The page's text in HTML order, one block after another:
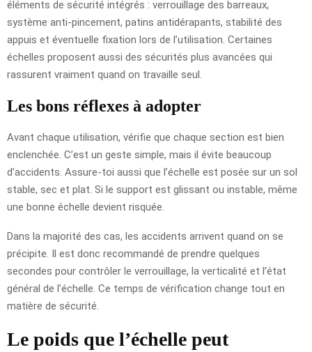
éléments de sécurité intégrés : verrouillage des barreaux,
système anti-pincement, patins antidérapants, stabilité des
appuis et éventuelle fixation lors de l’utilisation. Certaines
échelles proposent aussi des sécurités plus avancées qui
rassurent vraiment quand on travaille seul.
Les bons réflexes à adopter
Avant chaque utilisation, vérifie que chaque section est bien
enclenchée. C’est un geste simple, mais il évite beaucoup
d’accidents. Assure-toi aussi que l’échelle est posée sur un sol
stable, sec et plat. Si le support est glissant ou instable, même
une bonne échelle devient risquée.
Dans la majorité des cas, les accidents arrivent quand on se
précipite. Il est donc recommandé de prendre quelques
secondes pour contrôler le verrouillage, la verticalité et l’état
général de l’échelle. Ce temps de vérification change tout en
matière de sécurité.
Le poids que l’échelle peut